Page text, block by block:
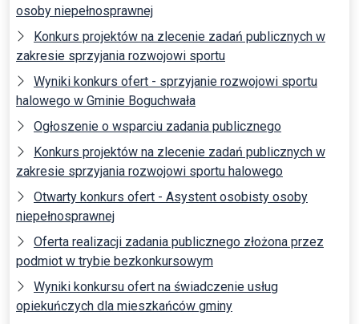
osoby niepełnosprawnej
Konkurs projektów na zlecenie zadań publicznych w
zakresie sprzyjania rozwojowi sportu
Wyniki konkurs ofert - sprzyjanie rozwojowi sportu
halowego w Gminie Boguchwała
Ogłoszenie o wsparciu zadania publicznego
Konkurs projektów na zlecenie zadań publicznych w
zakresie sprzyjania rozwojowi sportu halowego
Otwarty konkurs ofert - Asystent osobisty osoby
niepełnosprawnej
Oferta realizacji zadania publicznego złożona przez
podmiot w trybie bezkonkursowym
Wyniki konkursu ofert na świadczenie usług
opiekuńczych dla mieszkańców gminy